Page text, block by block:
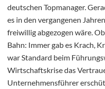
deutschen Topmanager.
es in den vergangenen
freiwillig abgezogen wäre.
Bahn: Immer gab es Krach,
war Standard beim
Wirtschaftskrise das
Unternehmensführer